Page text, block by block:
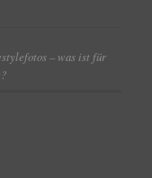
– was ist für